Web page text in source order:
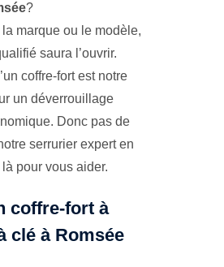
?
marque ou le modèle,
saura l’ouvrir.
coffre-fort est notre
un déverrouillage
Donc pas de
serrurier expert en
pour vous aider.
coffre-fort à
clé à Romsée